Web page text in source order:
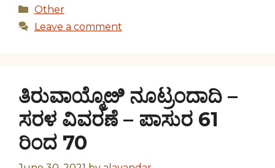
Categories
Other
Leave a comment
ತಿರುವಾಯ್ಮೊೞಿ ನೂಟ್ರಂದಾದಿ –
ಸರಳ ವಿವರಣೆ – ಪಾಸುರ 61
ರಿಂದ 70